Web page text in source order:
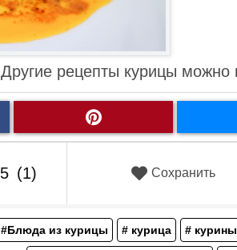
Другие рецепты курицы можно
5 (1) Сохранить
#Блюда из курицы # курица #